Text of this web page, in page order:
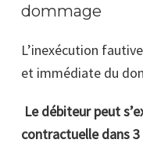
dommage
L’inexécution
et immédiate du
Le débiteur peut
contractuelle dans